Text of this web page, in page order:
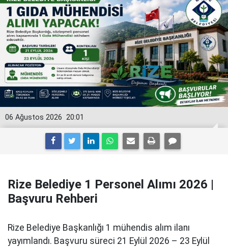
20:01
06 Ağustos 2026
Rize Belediye 1 Personel Alımı 2026 |
Başvuru Rehberi
Rize Belediye Başkanlığı 1 mühendis alım ilanı
yayımlandı. Başvuru süreci 21 Eylül 2026 – 23 Eylül